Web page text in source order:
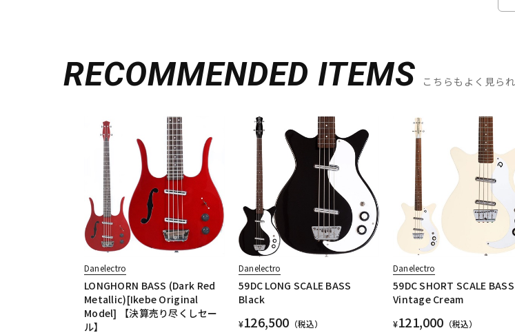
RECOMMENDED ITEMS こちらもよく見ら
Danelectro
LONGHORN BASS (Dark Red
Metallic)[Ikebe Original
Model] 【決算売り尽くしセー
ル】
Danelectro
59DC LONG SCALE BASS
Black
¥126,500 （税込）
Danelectro
59DC SHORT SCALE BASS
Vintage Cream
¥121,000 （税込）